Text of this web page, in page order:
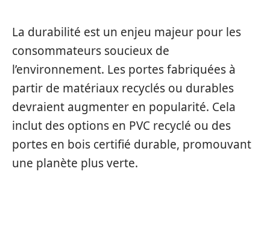
La durabilité est un enjeu majeur pour les
consommateurs soucieux de
l’environnement. Les portes fabriquées à
partir de matériaux recyclés ou durables
devraient augmenter en popularité. Cela
inclut des options en PVC recyclé ou des
portes en bois certifié durable, promouvant
une planète plus verte.